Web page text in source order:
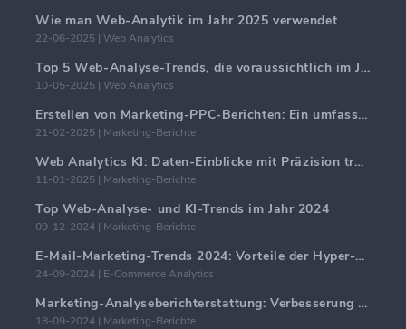
Wie man Web-Analytik im Jahr 2025 verwendet
22-06-2025 | Web Analytics
Top 5 Web-Analyse-Trends, die voraussichtlich im Jahr 2025 dominieren werden
10-05-2025 | Web Analytics
Erstellen von Marketing-PPC-Berichten: Ein umfassender Leitfaden
21-02-2025 | Marketing-Berichte
Web Analytics KI: Daten-Einblicke mit Präzision transformieren
11-01-2025 | Marketing-Berichte
Top Web-Analyse- und KI-Trends im Jahr 2024
09-12-2024 | Marketing-Berichte
E-Mail-Marketing-Trends 2024: Vorteile der Hyper-Personalisierung
24-09-2024 | E-Commerce Analytics
Marketing-Analyseberichterstattung: Verbesserung der Geschäftseinblicke
18-09-2024 | Marketing-Berichte